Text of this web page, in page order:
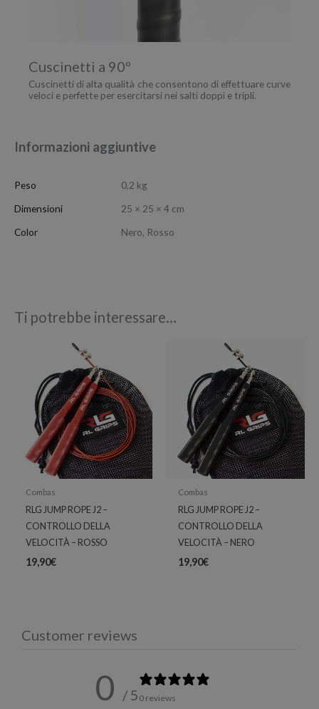
Cuscinetti a 90º
Cuscinetti di alta qualità che consentono di effettuare curve
veloci e perfette per esercitarsi nei salti doppi e tripli.
Informazioni aggiuntive
Peso
0,2 kg
Dimensioni
25 × 25 × 4 cm
Color
Nero, Rosso
Ti potrebbe interessare…
Combas
RLG JUMP ROPE J2 –
CONTROLLO DELLA
VELOCITÀ – ROSSO
19,90€
Combas
RLG JUMP ROPE J2 –
CONTROLLO DELLA
VELOCITÀ – NERO
19,90€
Customer reviews
0 / 5 0 reviews